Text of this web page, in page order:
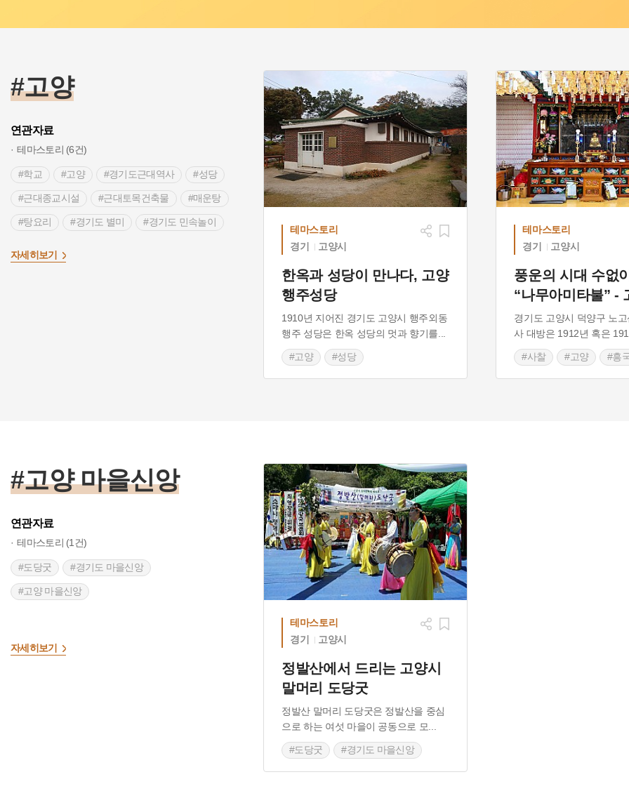
#여성 독립운동가
#산성 #어린이역사콘텐츠 #강진 #제주도설화 #임시의정원 #전설
#28독립선언 #내성 #왕건 #지역의 오래된 가게 #조선 시대 사회
#고양
연관자료
테마스토리 (6건)
#학교 #고양 #경기도근대역사 #성당
#근대종교시설 #근대토목건축물 #매운탕
#탕요리 #경기도 별미 #경기도 민속놀이
자세히보기
테마스토리
경기
고양시
한옥과 성당이 만나다, 고양
행주성당
1910년 지어진 경기도 고양시 행주외동
행주 성당은 한옥 성당의 멋과 향기를
#고양 #성당
#경기도근대역사
테마스토리
경기
고양시
풍운의 시대 수없
“나무아미타불” -
경기도 고양시 덕양구 노
사 대방은 1912년 혹은
#사찰 #고양 #흥
#경기도 근대역사
#고양 마을신앙
연관자료
테마스토리 (1건)
#도당굿 #경기도 마을신앙
#고양 마을신앙
자세히보기
테마스토리
경기
고양시
정발산에서 드리는 고양시
말머리 도당굿
정발산 말머리 도당굿은 정발산을 중심
으로 하는 여섯 마을이 공동으로 모
#도당굿 #경기도 마을신앙
#고양 마을신앙